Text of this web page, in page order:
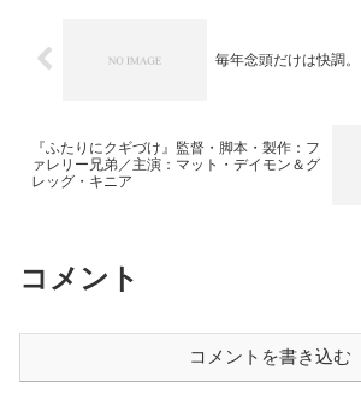
毎年念頭だけは快調。
『ふたりにクギづけ』監督・脚本・製作：フ
ァレリー兄弟／主演：マット・デイモン＆グ
レッグ・キニア
コメント
コメントを書き込む